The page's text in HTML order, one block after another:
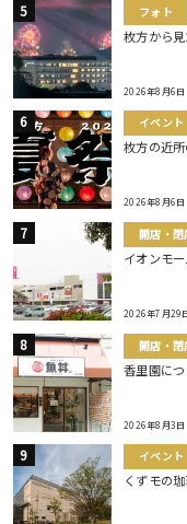
フォト
枚方から見
2026年8月6日
イベント
枚方の近
2026年8月6日
開店・閉
イオンモ
2026年7月29
開店・閉
香里園に
2026年8月3日
イベント
くずモの